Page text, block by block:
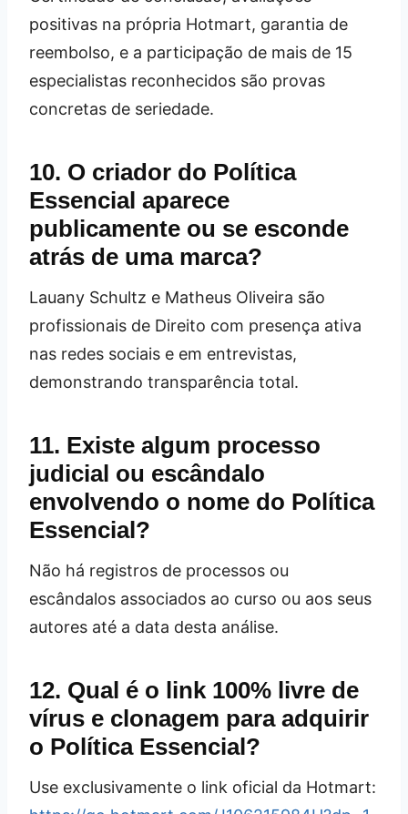
positivas na própria Hotmart, garantia de
reembolso, e a participação de mais de 15
especialistas reconhecidos são provas
concretas de seriedade.
10. O criador do Política
Essencial aparece
publicamente ou se esconde
atrás de uma marca?
Lauany Schultz e Matheus Oliveira são
profissionais de Direito com presença ativa
nas redes sociais e em entrevistas,
demonstrando transparência total.
11. Existe algum processo
judicial ou escândalo
envolvendo o nome do Política
Essencial?
Não há registros de processos ou
escândalos associados ao curso ou aos seus
autores até a data desta análise.
12. Qual é o link 100% livre de
vírus e clonagem para adquirir
o Política Essencial?
Use exclusivamente o link oficial da Hotmart: